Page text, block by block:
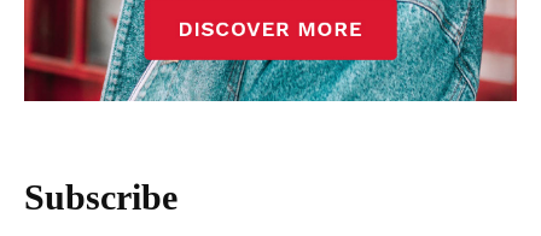
Subscribe